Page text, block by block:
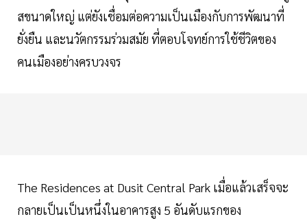
สขนาดใหญ่ แต่ยังเชื่อมต่อความเป็นเมืองกับการพัฒนาที่
ยั่งยืน และนวัตกรรมร่วมสมัย ที่ตอบโจทย์การใช้ชีวิตของ
คนเมืองอย่างครบวงจร
The Residences at Dusit Central Park เมื่อแล้วเสร็จจะ
กลายเป็นเป็นหนึ่งในอาคารสูง 5 อันดับแรกของ